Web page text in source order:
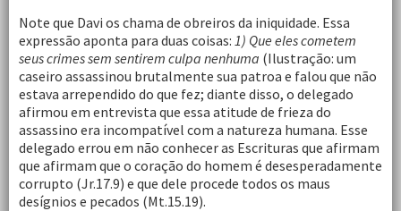
Note que Davi os chama de obreiros da iniquidade. Essa
expressão aponta para duas coisas: 1) Que eles cometem
seus crimes sem sentirem culpa nenhuma (Ilustração: um
caseiro assassinou brutalmente sua patroa e falou que não
estava arrependido do que fez; diante disso, o delegado
afirmou em entrevista que essa atitude de frieza do
assassino era incompatível com a natureza humana. Esse
delegado errou em não conhecer as Escrituras que afirmam
que afirmam que o coração do homem é desesperadamente
corrupto (Jr.17.9) e que dele procede todos os maus
desígnios e pecados (Mt.15.19).